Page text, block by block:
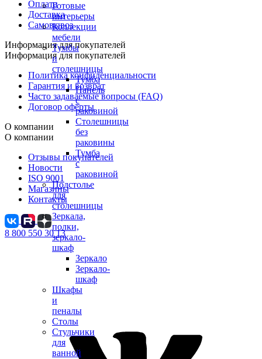
Готовые
интерьеры
Коллекции
мебели
Тумбы
и
столешницы
Тумба
Панель
с
раковиной
Столешницы
без
раковины
Тумба
с
раковиной
Подстолье
для
столешницы
Зеркала,
полки,
зеркало-
шкаф
Зеркало
Зеркало-
шкаф
Шкафы
и
пеналы
Столы
Стульчики
для
ванной
Оплата
Доставка
Самовывоз
Информация для покупателей
Информация для покупателей
Политика конфиденциальности
Гарантия и возврат
Часто задаваемые вопросы (FAQ)
Договор оферты
О компании
О компании
Отзывы покупателей
Новости
ISO 9001
Магазины
Контакты
8 800 550 30 13